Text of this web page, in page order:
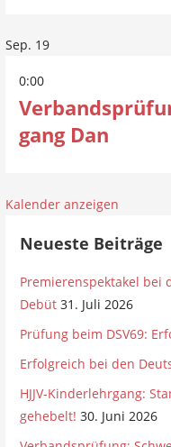
Sep. 19
0:00
gang Dan
Kalender anzeigen
Neueste Beiträge
Premierenspektakel bei
Debüt 31. Juli 2026
Prüfung beim DSV69:
Erfolgreich bei den
HJJV-Kinderlehrgang:
gehebelt! 30. Juni 2026